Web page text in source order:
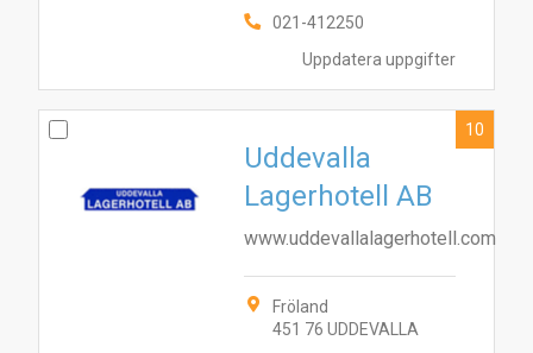
Uppdatera uppgifter
021-412250
Uddevalla
Lagerhotell AB
www.uddevallalagerhotell.com
Fröland
451 76 UDDEVALLA
10